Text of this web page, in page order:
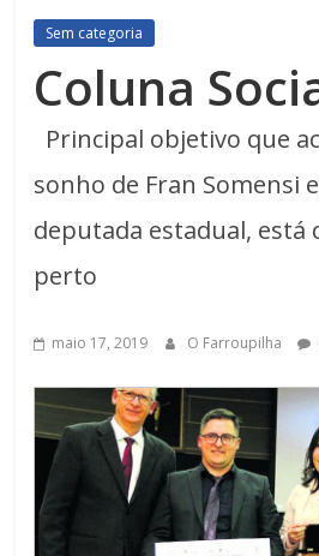
Sem categoria
Coluna
Principal objetivo que
sonho de Fran Somensi
deputada estadual, está
perto
maio 17, 2019 O Farroupilha